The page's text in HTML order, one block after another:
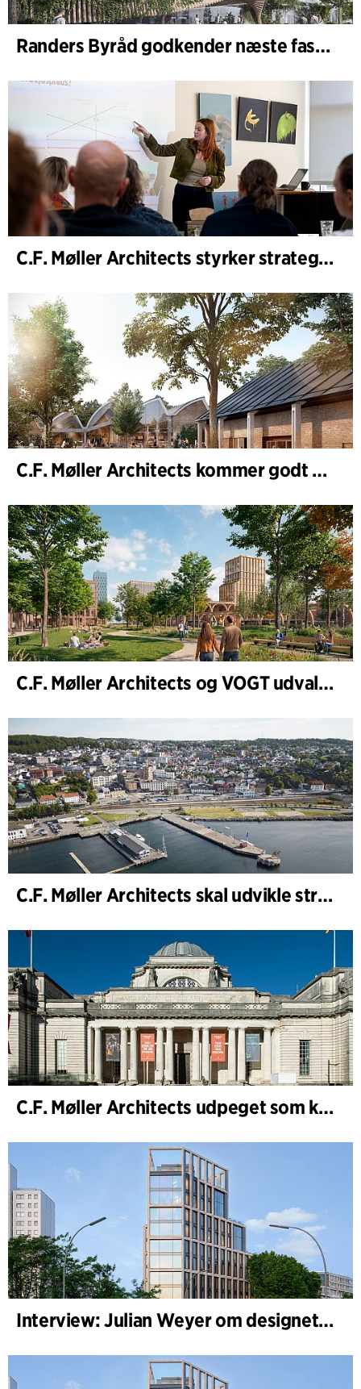
Randers Byråd godkender næste fase af udvidelsen af Randers Regnskov
C.F. Møller Architects styrker strategisk rådgivning i de tidlige faser
C.F. Møller Architects kommer godt ud af 2025
C.F. Møller Architects og VOGT udvalgt til at forme fremtidens Hamburg-Altona
C.F. Møller Architects skal udvikle strategien for ”Knutepunkt Larvik og indre havn”
C.F. Møller Architects udpeget som konceptarkitekt for udviklingen af National Museum Cardiff
Interview: Julian Weyer om designet af B-One